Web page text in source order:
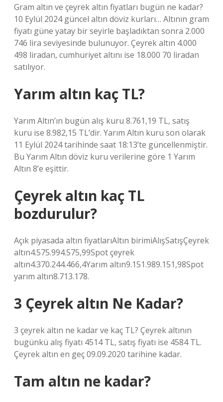
Gram altın ve çeyrek altın fiyatları bugün ne kadar?
10 Eylül 2024 güncel altın döviz kurları… Altının gram
fiyatı güne yatay bir seyirle başladıktan sonra 2.000
746 lira seviyesinde bulunuyor. Çeyrek altın 4.000
498 liradan, cumhuriyet altını ise 18.000 70 liradan
satılıyor.
Yarım altın kaç TL?
Yarım Altın’ın bugün alış kuru 8.761,19 TL, satış
kuru ise 8.982,15 TL’dir. Yarım Altın kuru son olarak
11 Eylül 2024 tarihinde saat 18:13’te güncellenmiştir.
Bu Yarım Altın döviz kuru verilerine göre 1 Yarım
Altın 8’e eşittir.
Çeyrek altın kaç TL
bozdurulur?
Açık piyasada altın fiyatlarıAltın birimiAlışSatışÇeyrek
altın4.575.994.575,99Spot çeyrek
altın4.370.244.466,4Yarım altın9.151.989.151,98Spot
yarım altın8.713.178.
3 Çeyrek altın Ne Kadar?
3 çeyrek altın ne kadar ve kaç TL? Çeyrek altının
bugünkü alış fiyatı 4514 TL, satış fiyatı ise 4584 TL.
Çeyrek altın en geç 09.09.2020 tarihine kadar.
Tam altın ne kadar?